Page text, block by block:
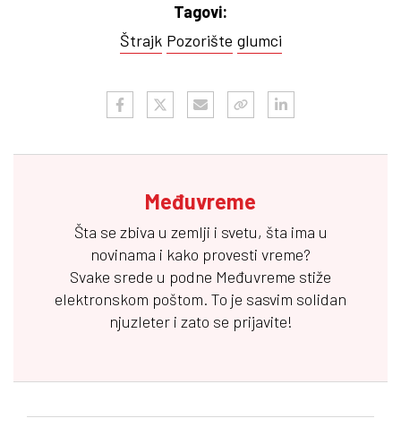
Tagovi:
Štrajk Pozorište glumci
Međuvreme
Šta se zbiva u zemlji i svetu, šta ima u
novinama i kako provesti vreme?
Svake srede u podne Međuvreme stiže
elektronskom poštom. To je sasvim solidan
njuzleter i zato se prijavite!